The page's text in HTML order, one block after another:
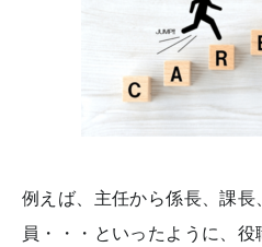
例えば、主任から係長、課長
員・・・といったように、